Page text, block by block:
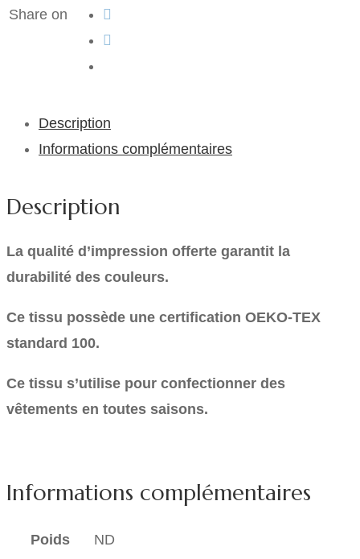
Share on
Description
Informations complémentaires
Description
La qualité d’impression offerte garantit la
durabilité des couleurs.
Ce tissu possède une certification OEKO-TEX
standard 100.
Ce tissu s’utilise pour confectionner des
vêtements en toutes saisons.
Informations complémentaires
Poids
ND